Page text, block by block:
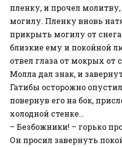
пленку, и прочел
могилу. Пленку вновь
прикрыть могилу от
близкие ему и покойной
отвел глаза от мокрых от
Молла дал знак, и
Гатибы осторожно
повернув его на бок,
холодной стенке…
– Безбожники! – горько
Он просил завернуть